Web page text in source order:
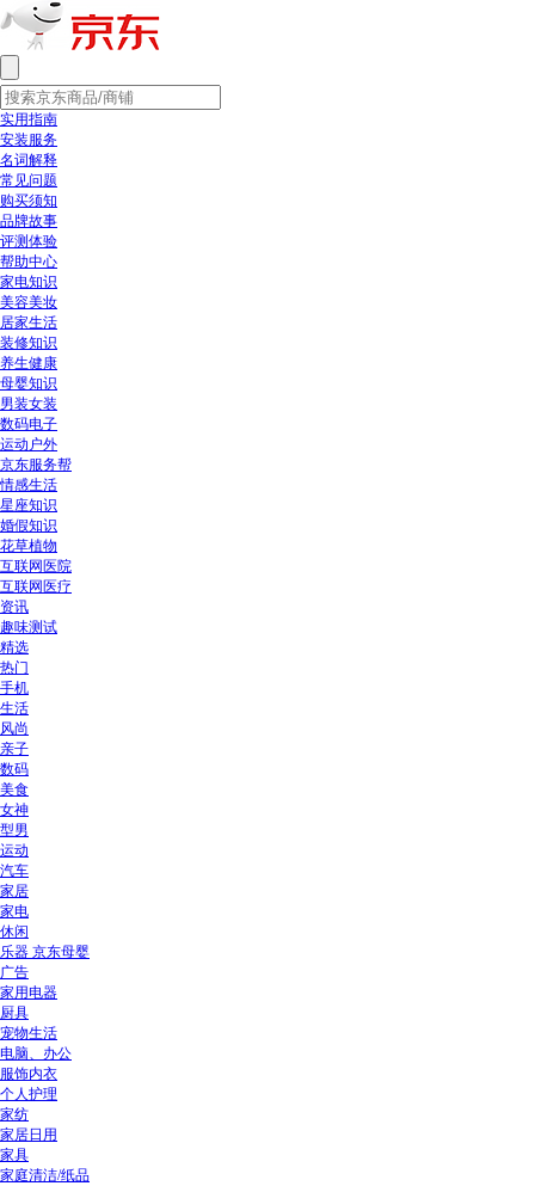
实用指南
安装服务
名词解释
常见问题
购买须知
品牌故事
评测体验
帮助中心
家电知识
美容美妆
居家生活
装修知识
养生健康
母婴知识
男装女装
数码电子
运动户外
京东服务帮
情感生活
星座知识
婚假知识
花草植物
互联网医院
互联网医疗
资讯
趣味测试
精选
热门
手机
生活
风尚
亲子
数码
美食
女神
型男
运动
汽车
家居
家电
休闲
乐器 京东母婴
广告
家用电器
厨具
宠物生活
电脑、办公
服饰内衣
个人护理
家纺
家居日用
家具
家庭清洁/纸品